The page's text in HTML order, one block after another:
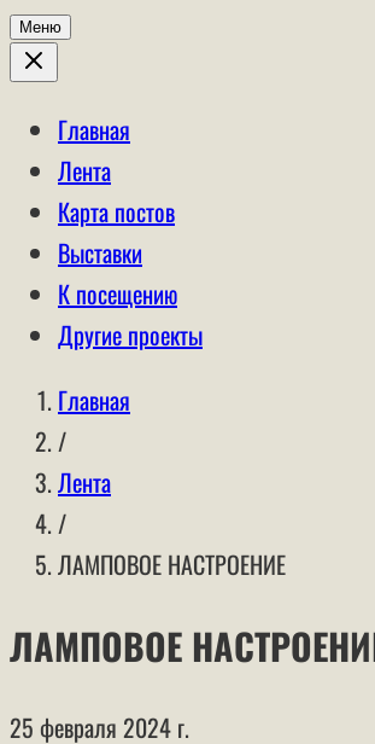
Меню
Главная
Лента
Карта постов
Выставки
К посещению
Другие проекты
Главная
/
Лента
/
ЛАМПОВОЕ НАСТРОЕНИЕ
ЛАМПОВОЕ
25 февраля 2024 г.